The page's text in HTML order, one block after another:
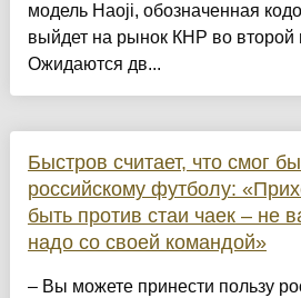
модель Haoji, обозначенная
выйдет на рынок КНР во второй
Ожидаются дв...
Быстров считает, что смог
российскому футболу:
быть против стаи чаек – не
надо со своей командой»
– Вы можете принести пользу